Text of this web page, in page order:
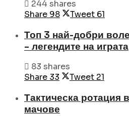
244 shares
Share 98 Tweet 61
Топ 3 най-добри
– легендите на играта
83 shares
Share 33 Tweet 21
Тактическа ротация
мачове